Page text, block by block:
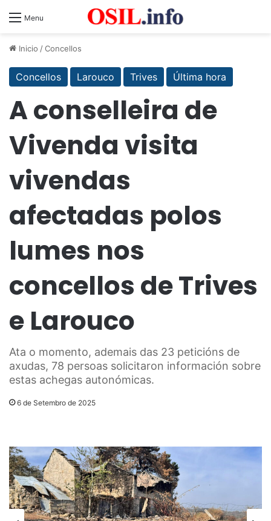
Menu
Inicio /Concellos
Concellos Larouco Trives Última hora
A conselleira de
Vivenda visita
vivendas
afectadas polos
lumes nos
concellos de Trives
e Larouco
Ata o momento, ademais das 23 peticións de
axudas, 78 persoas solicitaron información sobre
estas achegas autonómicas.
6 de Setembro de 2025